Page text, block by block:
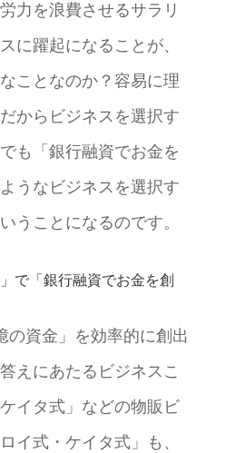
力を浪費させるサラリ
に躍起になることが、
ことなのか？容易に理
からビジネスを選択す
も「銀行融資でお金を
うなビジネスを選択す
うことになるのです。
で「銀行融資でお金を創
の資金」を効率的に創出
えにあたるビジネスこ
イタ式」などの物販ビ
イ式・ケイタ式」も、